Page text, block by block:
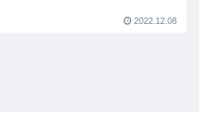
2022.12.08